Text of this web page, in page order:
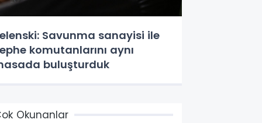
Savunma sanayisi ile
komutanlarını aynı
buluşturduk
Okunanlar